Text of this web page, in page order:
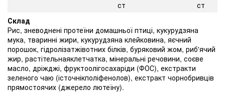
ст
ст
Склад
Рис, зневоднені протеїни домашньої птиці, кукурудзяна
мука, тваринні жири, кукурудзяна клейковина, яєчний
порошок, гідролізатжівотних білків, буряковий жом, риб'ячий
жир, растітельнаяклетчатка, мінеральні речовини, соєве
масло, дріжджі, фруктоолігосахаріди (ФОС), екстракти
зеленого чаю (істочнікполіфенолов), екстракт чорнобривців
прямостоячих (джерело лютеїну).